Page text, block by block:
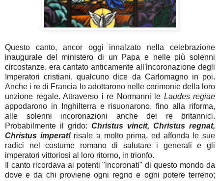
Questo canto, ancor oggi innalzato nella celebrazione
inaugurale del ministero di un Papa e nelle più solenni
circostanze, era cantato anticamente all'incoronazione degli
Imperatori cristiani, qualcuno dice da Carlomagno in poi.
Anche i re di Francia lo adottarono nelle cerimonie della loro
unzione regale. Attraverso i re Normanni le Laudes regiae
appodarono in Inghilterra e risuonarono, fino alla riforma,
alle solenni incoronazioni anche dei re britannici.
Probabilmente il grido: Christus vincit, Christus regnat,
Christus imperat!risale a molto prima, ed affonda le sue
radici nel costume romano di salutare i generali e gli
imperatori vittoriosi al loro ritorno, in trionfo.
Il canto ricordava ai potenti "incoronati" di questo mondo da
dove e da chi proviene ogni regno e ogni potere terreno;